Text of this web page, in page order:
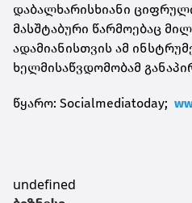
დაბალხარისხიანი
მასშტაბური წარმოებაც
ადამიანისთვის ამ
ხელმისაწვდომობამ
წყარო: Socialmediatoday;
undefined